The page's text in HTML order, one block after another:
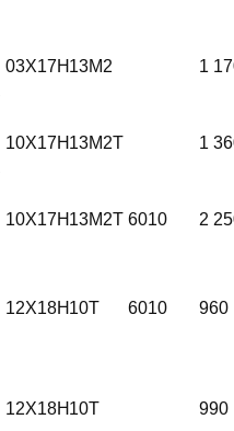
03Х17Н13М2 1
10Х17Н13М2Т 1
10Х17Н13М2Т 6010 2
12Х18Н10Т 6010 960
12Х18Н10Т 990